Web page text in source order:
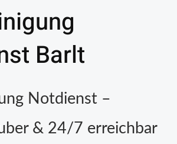
Barlt
Notdienst –
& 24/7 erreichbar